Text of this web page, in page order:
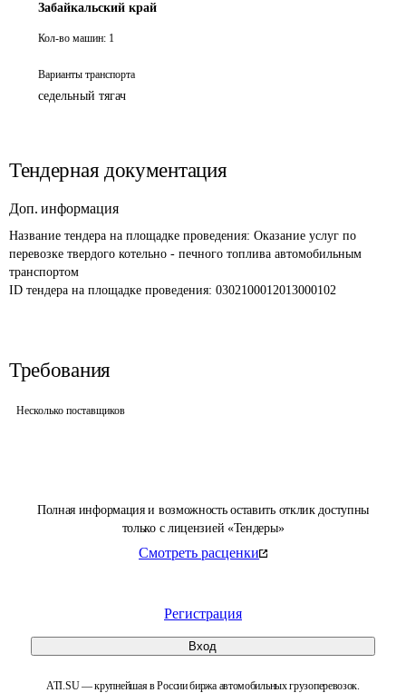
Полная информация и возможность оставить отклик доступны
только с лицензией «Тендеры»
Смотреть расценки
Регистрация
Вход
ATI.SU — крупнейшая в России биржа автомобильных грузоперевозок.
Забайкальский край
Кол-во машин: 1
Варианты транспорта
седельный тягач
Тендерная документация
Доп. информация
Название тендера на площадке проведения: Оказание услуг по
перевозке твердого котельно - печного топлива автомобильным
транспортом
ID тендера на площадке проведения: 0302100012013000102
Требования
Несколько поставщиков